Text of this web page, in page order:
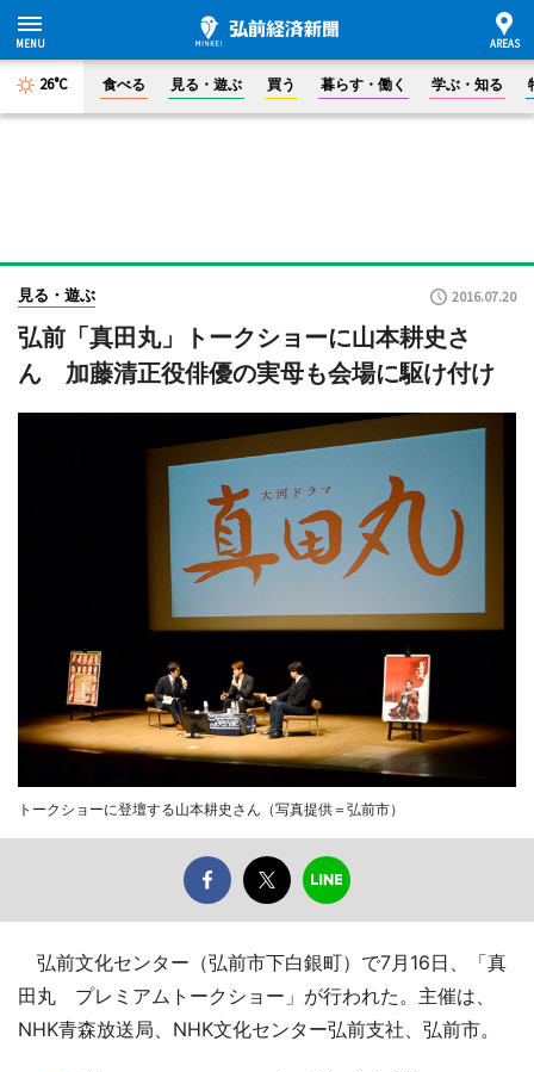
26°C 食べる 見る・遊ぶ 買う 暮らす・働く 学ぶ・知る
見る・遊ぶ 2016.07.20
弘前「真田丸」トークショーに山本耕史さ
ん 加藤清正役俳優の実母も会場に駆け付け
トークショーに登壇する山本耕史さん（写真提供＝弘前市）
弘前文化センター（弘前市下白銀町）で7月16日、「真
田丸 プレミアムトークショー」が行われた。主催は、
NHK青森放送局、NHK文化センター弘前支社、弘前市。